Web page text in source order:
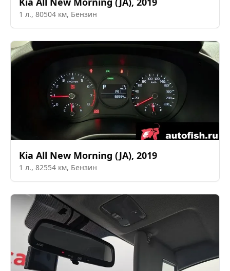
1 л., 80504 км, Бензин
Kia All New Morning (JA), 2019
1 л., 82554 км, Бензин